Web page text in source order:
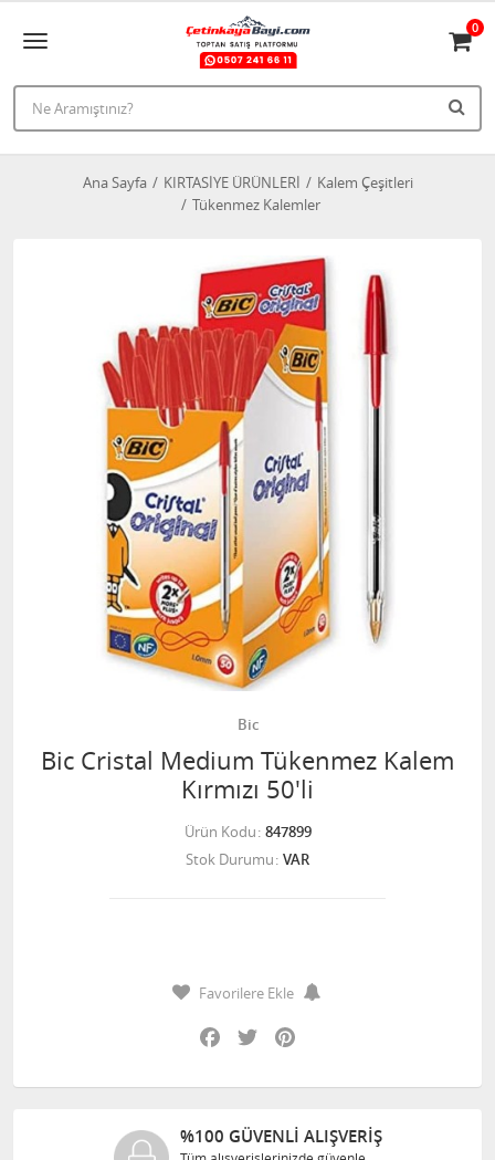
0
Ana Sayfa KIRTASİYE ÜRÜNLERİ
Kalem Çeşitleri
Tükenmez Kalemler
Bic
Bic Cristal Medium Tükenmez Kalem
Kırmızı 50'li
Ürün Kodu 847899
Stok Durumu VAR
Favorilere Ekle
Facebook
Twitter
%100 GÜVENLİ ALIŞVERİŞ